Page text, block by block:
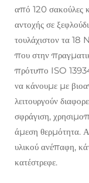
από 120 σακούλες
αντοχής σε
τουλάχιστον τα 18
που στην
πρότυπο ISO
να κάνουμε με
λειτουργούν
σφράγιση,
άμεση θερμότητα.
υλικού ανέπαφη,
κατέστρεφε.